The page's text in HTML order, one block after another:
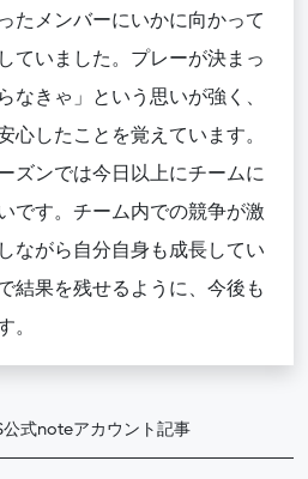
たメンバーにいかに向かって
ていました。プレーが決まっ
なきゃ」という思いが強く、
心したことを覚えています。
ズンでは今日以上にチームに
です。チーム内での競争が激
ながら自分自身も成長してい
結果を残せるように、今後も
。
公式noteアカウント記事